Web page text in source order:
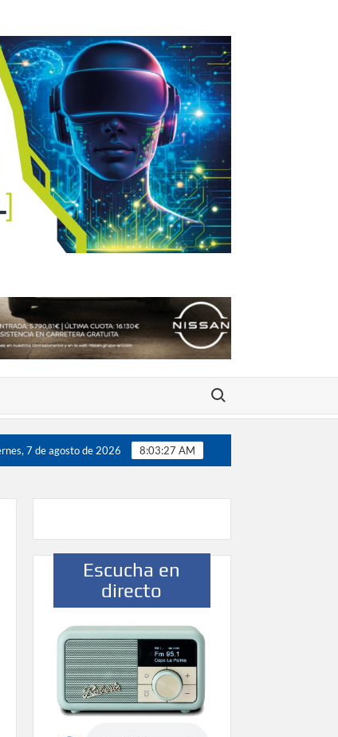
Buscar:
Víctor González destaca el papel del deporte
7 de agosto de 2026 8:03:28 AM
Escucha en
directo